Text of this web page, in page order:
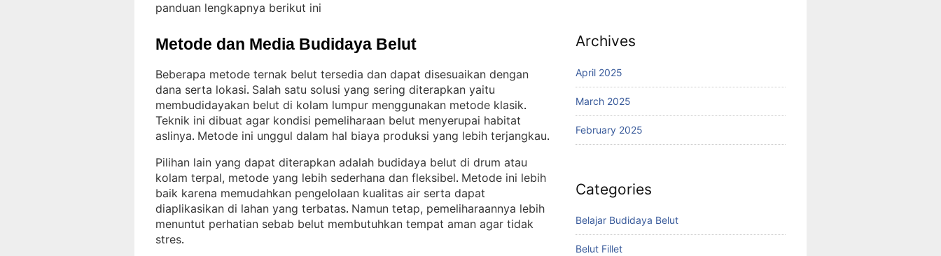
panduan lengkapnya berikut ini
Metode dan Media Budidaya Belut
Beberapa metode ternak belut tersedia dan dapat disesuaikan dengan
dana serta lokasi. Salah satu solusi yang sering diterapkan yaitu
membudidayakan belut di kolam lumpur menggunakan metode klasik
Teknik ini dibuat agar kondisi pemeliharaan belut menyerupai habitat
aslinya. Metode ini unggul dalam hal biaya produksi yang lebih terjangkau.
Pilihan lain yang dapat diterapkan adalah budidaya belut di drum atau
kolam terpal, metode yang lebih sederhana dan fleksibel. Metode ini lebih
baik karena memudahkan pengelolaan kualitas air serta dapat
diaplikasikan di lahan yang terbatas. Namun tetap, pemeliharaannya lebih
menuntut perhatian sebab belut membutuhkan tempat aman agar tidak
stres.
Archives
April 2025
March 2025
February 2025
Categories
Belajar Budidaya Belut
Belut Fillet